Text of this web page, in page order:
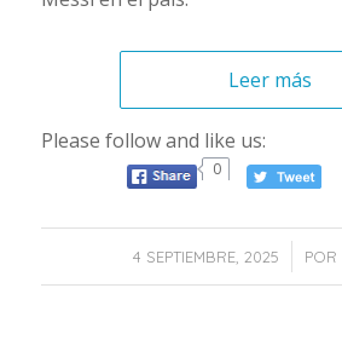
Leer más
Please follow and like us:
0
4 SEPTIEMBRE, 2025
/ POR